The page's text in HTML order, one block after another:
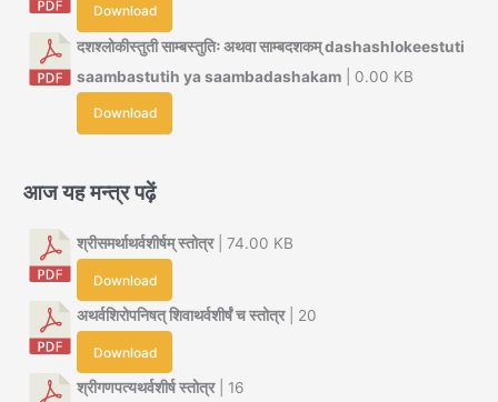
Download
दशश्लोकीस्तुती साम्बस्तुतिः अथवा साम्बदशकम् dashashlokeestuti
saambastutih ya saambadashakam | 0.00 KB
Download
आज यह मन्त्र पढ़ें
श्रीसमर्थाथर्वशीर्षम् स्तोत्र| 74.00 KB
Download
अथर्वशिरोपनिषत् शिवाथर्वशीर्षं च स्तोत्र| 20
Download
श्रीगणपत्यथर्वशीर्ष स्तोत्र| 16